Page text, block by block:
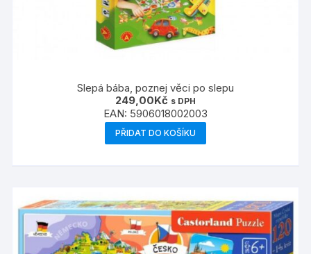
Slepá bába, poznej věci po slepu
249,00Kč s DPH
EAN: 5906018002003
PŘIDAT DO KOŠÍKU